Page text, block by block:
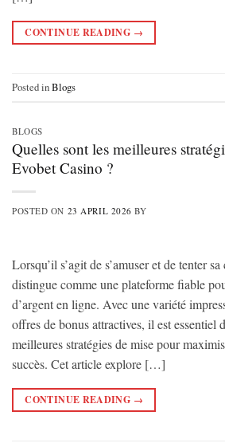
CONTINUE READING →
Posted inBlogs
BLOGS
Quelles sont les meilleures
Evobet Casino ?
POSTED ON 23 APRIL 2026 BY
Lorsqu’il s’agit de s’amuser et de tenter
distingue comme une plateforme fiable
d’argent en ligne. Avec une variété
offres de bonus attractives, il est essentiel
meilleures stratégies de mise pour
succès. Cet article explore […]
CONTINUE READING →